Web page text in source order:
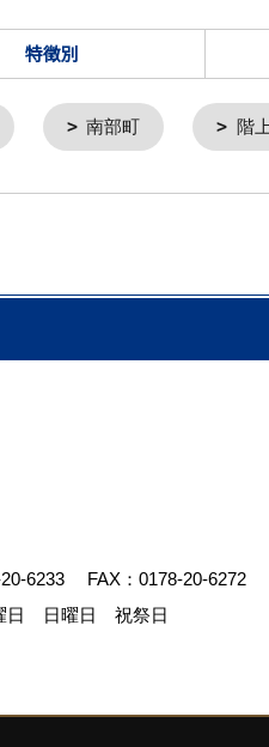
特徴別
南部町 階
6233
FAX：0178-20-6272
日 日曜日 祝祭日